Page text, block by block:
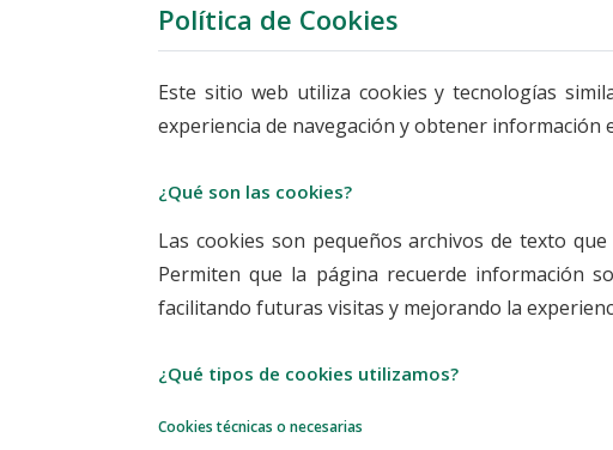
Política de Cookies
Este sitio web utiliza cookies y tecnologías
experiencia de navegación y obtener información
¿Qué son las cookies?
Las cookies son pequeños archivos de texto
Permiten que la página recuerde información
facilitando futuras visitas y mejorando la
¿Qué tipos de cookies utilizamos?
Cookies técnicas o necesarias